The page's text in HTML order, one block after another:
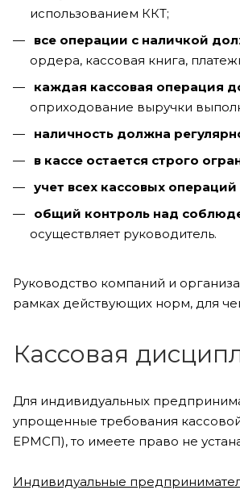
использованием ККТ;
все операции с наличкой
ордера, кассовая книга,
каждая кассовая операция
оприходование выручки
наличность должна
в кассе остается строго
учет всех кассовых операций
общий контроль над
осуществляет руководитель.
Руководство компаний и
рамках действующих норм, для
Кассовая
Для индивидуальных
упрощенные требования
ЕРМСП), то имеете право не
Индивидуальные